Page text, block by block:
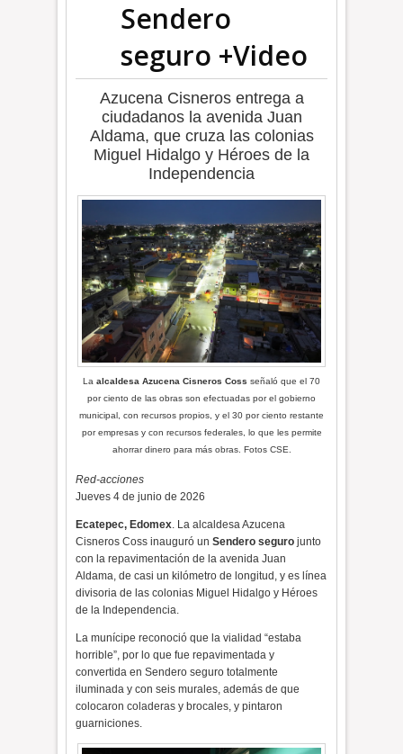
Sendero
seguro +Video
Azucena Cisneros entrega a
ciudadanos la avenida Juan
Aldama, que cruza las colonias
Miguel Hidalgo y Héroes de la
Independencia
La alcaldesa Azucena Cisneros Coss señaló que el 70
por ciento de las obras son efectuadas por el gobierno
municipal, con recursos propios, y el 30 por ciento restante
por empresas y con recursos federales, lo que les permite
ahorrar dinero para más obras. Fotos CSE.
Red-acciones
Jueves 4 de junio de 2026
Ecatepec, Edomex. La alcaldesa Azucena
Cisneros Coss inauguró unSendero seguro junto
con la repavimentación de la avenida Juan
Aldama, de casi un kilómetro de longitud, y es línea
divisoria de las colonias Miguel Hidalgo y Héroes
de la Independencia.
La munícipe reconoció que la vialidad “estaba
horrible”, por lo que fue repavimentada y
convertida en Sendero seguro totalmente
iluminada y con seis murales, además de que
colocaron coladeras y brocales, y pintaron
guarniciones.